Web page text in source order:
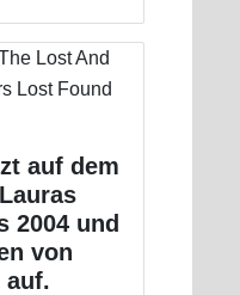
auf dem
2004 und
von
auf.